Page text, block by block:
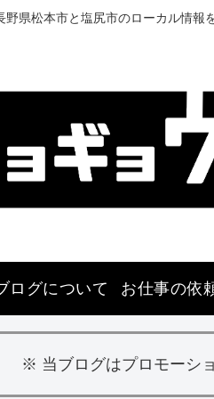
野県松本市と塩尻市のローカル情報
ログについて
※ 当ブログはプロモーシ